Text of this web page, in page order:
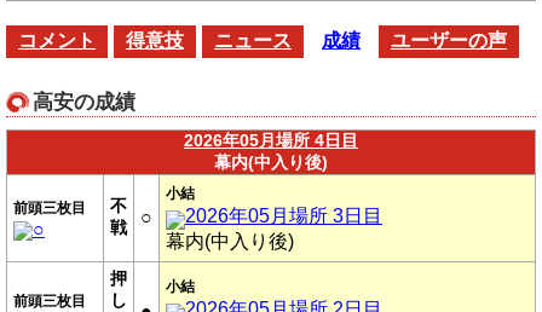
コメント 得意技 ニュース 成績 ユーザーの声
高安の成績
2026年05月場所 4日目
幕内(中入り後)
前頭三枚目
○
不
戦
○
小結
2026年05月場所 3日目
幕内(中入り後)
前頭三枚目
押
し
小結